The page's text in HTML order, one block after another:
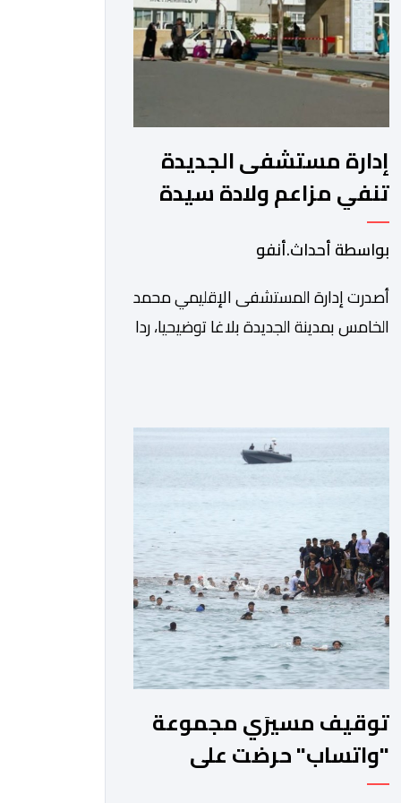
إدارة مستشفى الجديدة
تنفي مزاعم ولادة سيدة
أمام باب المؤسسة وتؤكد
فتح تحقيق
بواسطة أحداث.أنفو
أصدرت إدارة المستشفى الإقليمي محمد
الخامس بمدينة الجديدة بلاغا توضيحيا، ردا
مولودها أمام الباب الرئيسي للمستشفى
بسبب رفض استقبالها أو التكفل بها.
وأكدت إدارة المستشفى أن السيدة
المعنية حضرت إلى مصلحة الولادة، حيث
تم استقبالها وتسجيلها وإخضاعها […]
توقيف مسيرَي مجموعة
"واتساب" حرضت على
الهجرة السرية الجماعية